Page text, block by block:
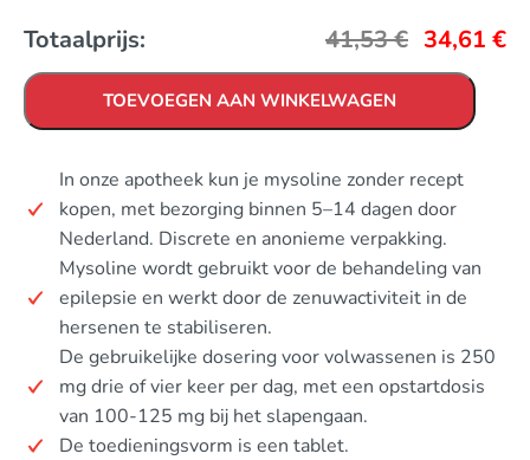
Totaalprijs: 41,53€ 34,61 €
TOEVOEGEN AAN WINKELWAGEN
In onze apotheek kun je mysoline zonder recept
kopen, met bezorging binnen 5–14 dagen door
Nederland. Discrete en anonieme verpakking.
Mysoline wordt gebruikt voor de behandeling van
epilepsie en werkt door de zenuwactiviteit in de
hersenen te stabiliseren.
De gebruikelijke dosering voor volwassenen is 250
mg drie of vier keer per dag, met een opstartdosis
van 100-125 mg bij het slapengaan.
De toedieningsvorm is een tablet.